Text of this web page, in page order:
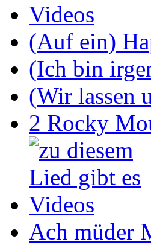
(Auf ein)
(Ich bin
(Wir lassen
2 Rocky
Ach müder